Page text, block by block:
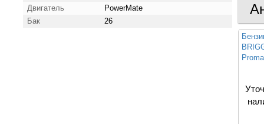
Двигатель
PowerMate
Бак
26